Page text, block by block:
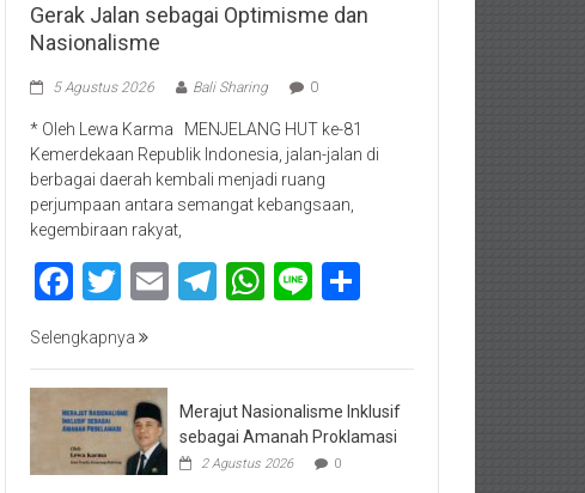
Gerak Jalan sebagai Optimisme dan
Nasionalisme
5 Agustus 2026 Bali Sharing 0
* Oleh Lewa Karma MENJELANG HUT ke-81
Kemerdekaan Republik Indonesia, jalan-jalan di
berbagai daerah kembali menjadi ruang
perjumpaan antara semangat kebangsaan,
kegembiraan rakyat,
Facebook
Twitter
EmailTelegram
WhatsApp
Line
Selengkapnya
Merajut Nasionalisme Inklusif
sebagai Amanah Proklamasi
2 Agustus 2026 0